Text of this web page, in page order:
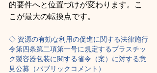
的要件へと位置づけが変わります。こ
こが最大の転換点です。
◇ 資源の有効な利用の促進に関する法律施行
令第四条第二項第一号に規定するプラスチッ
ク製容器包装に関する省令（案）に対する意
見公募（パブリックコメント）